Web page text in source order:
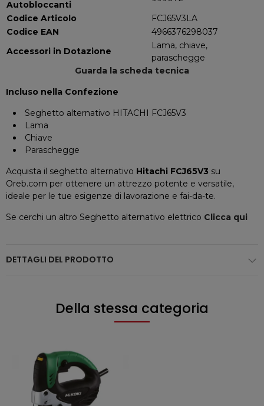
Autobloccanti
Codice Articolo
FCJ65V3LA
Codice EAN
4966376298037
Accessori in Dotazione
Lama, chiave,
paraschegge
Guarda la scheda tecnica
Incluso nella Confezione
Seghetto alternativo HITACHI FCJ65V3
Lama
Chiave
Paraschegge
Acquista il seghetto alternativo Hitachi FCJ65V3 su
Oreb.com per ottenere un attrezzo potente e versatile,
ideale per le tue esigenze di lavorazione e fai-da-te.
Se cerchi un altro Seghetto alternativo elettrico Clicca qui
DETTAGLI DEL PRODOTTO
Della stessa categoria